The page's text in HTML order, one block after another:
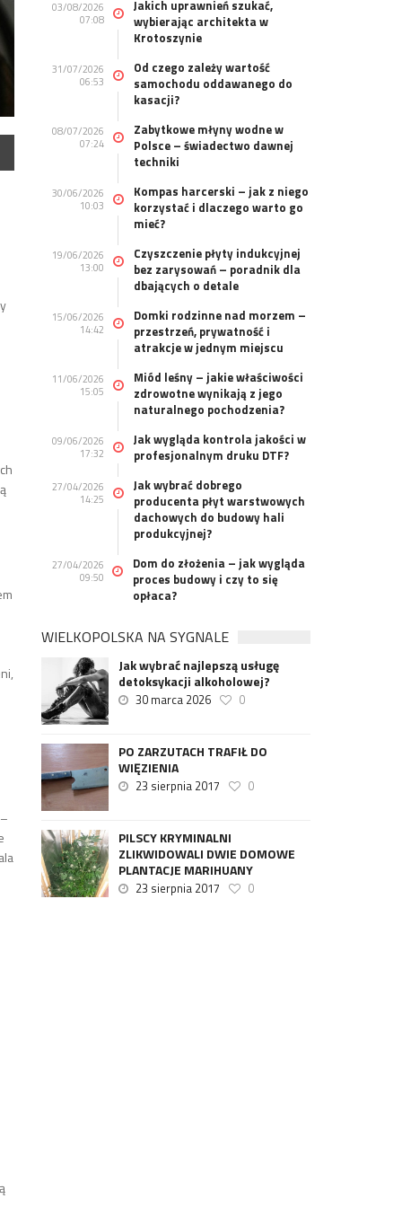
03/08/2026
07:08
Jakich uprawnień szukać,
wybierając architekta w
Krotoszynie
31/07/2026
06:53
Od czego zależy wartość
samochodu oddawanego do
kasacji?
08/07/2026
07:24
Zabytkowe młyny wodne w
Polsce – świadectwo dawnej
techniki
30/06/2026
10:03
Kompas harcerski – jak z niego
korzystać i dlaczego warto go
mieć?
19/06/2026
13:00
Czyszczenie płyty indukcyjnej
bez zarysowań – poradnik dla
dbających o detale
15/06/2026
14:42
Domki rodzinne nad morzem –
przestrzeń, prywatność i
atrakcje w jednym miejscu
11/06/2026
15:05
Miód leśny – jakie właściwości
zdrowotne wynikają z jego
naturalnego pochodzenia?
09/06/2026
17:32
Jak wygląda kontrola jakości w
profesjonalnym druku DTF?
27/04/2026
14:25
Jak wybrać dobrego
producenta płyt warstwowych
dachowych do budowy hali
produkcyjnej?
27/04/2026
09:50
Dom do złożenia – jak wygląda
proces budowy i czy to się
opłaca?
WIELKOPOLSKA NA SYGNALE
Jak wybrać najlepszą usługę
detoksykacji alkoholowej?
30 marca 2026 0
PO ZARZUTACH TRAFIŁ DO
WIĘZIENIA
23 sierpnia 2017 0
PILSCY KRYMINALNI
ZLIKWIDOWALI DWIE DOMOWE
PLANTACJE MARIHUANY
23 sierpnia 2017 0